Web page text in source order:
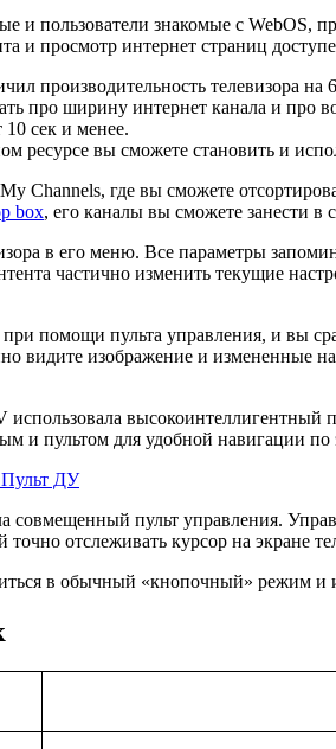
и пользователи знакомые с WebOS,
и просмотр интернет страниц
производительность телевизора
про ширину интернет канала и
10 сек и менее.
ресурсе вы сможете становить и
My Channels, где вы сможете
box, его каналы вы сможете занести
в его меню. Все параметры
частично изменить текущие
помощи пульта управления, и вы
видите изображение и измененные
высокоинтеллигентный
и пультом для удобной навигации по
совмещенный пульт управления.
точно отслеживать курсор на экране
в обычный «кнопочный» режим и